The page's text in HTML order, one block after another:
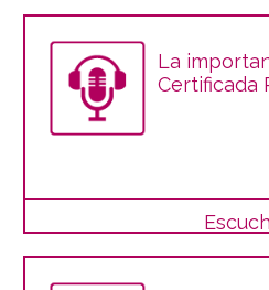
La
Certificada